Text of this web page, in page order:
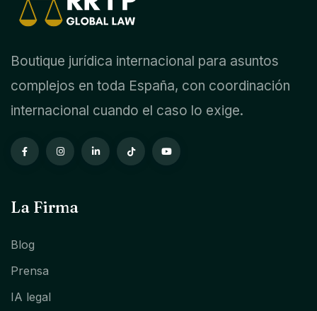
Boutique jurídica internacional para asuntos
complejos en toda España, con coordinación
internacional cuando el caso lo exige.
La Firma
Blog
Prensa
IA legal